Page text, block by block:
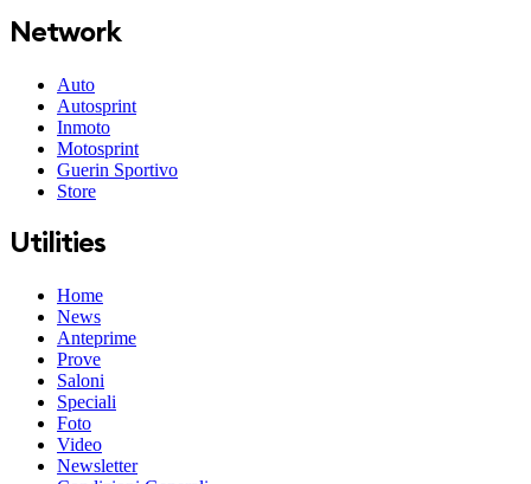
Network
Auto
Autosprint
Inmoto
Motosprint
Guerin Sportivo
Store
Utilities
Home
News
Anteprime
Prove
Saloni
Speciali
Foto
Video
Newsletter